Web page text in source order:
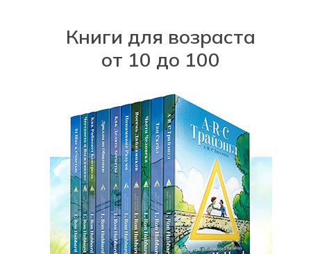
Книги для возраста
от 10 до 100